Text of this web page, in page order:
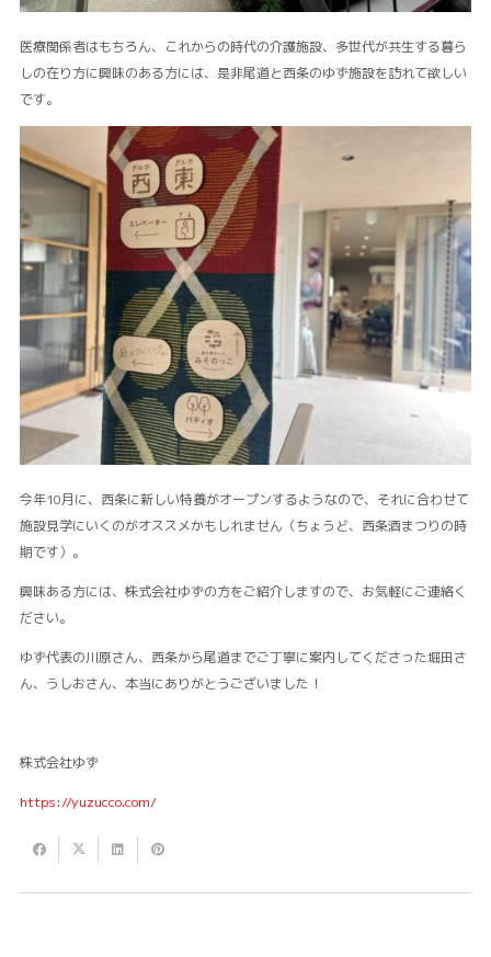
医療関係者はもちろん、これからの時代の介護施設、多世代が共生する暮ら
しの在り方に興味のある方には、是非尾道と西条のゆず施設を訪れて欲しい
です。
今年10月に、西条に新しい特養がオープンするようなので、それに合わせて
施設見学にいくのがオススメかもしれません（ちょうど、西条酒まつりの時
期です）。
興味ある方には、株式会社ゆずの方をご紹介しますので、お気軽にご連絡く
ださい。
ゆず代表の川原さん、西条から尾道までご丁寧に案内してくださった堀田さ
ん、うしおさん、本当にありがとうございました！
株式会社ゆず
https://yuzucco.com/